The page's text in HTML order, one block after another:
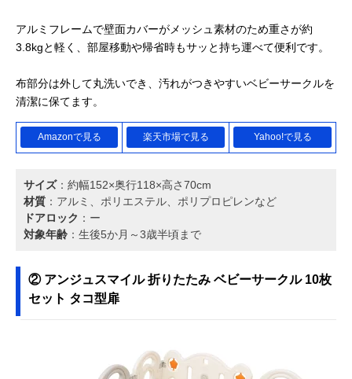
アルミフレームで壁面カバーがメッシュ素材のため重さが約
3.8kgと軽く、部屋移動や帰省時もサッと持ち運べて便利です。
布部分は外して丸洗いでき、汚れがつきやすいベビーサークルを
清潔に保てます。
Amazonで見る 楽天市場で見る Yahoo!で見る
サイズ：約幅152×奥行118×高さ70cm
材質 ：アルミ、ポリエステル、ポリプロピレンなど
ドアロック ：ー
対象年齢 ：生後5か月～3歳半頃まで
② アンジュスマイル 折りたたみ ベビーサークル 10枚
セット タコ型扉